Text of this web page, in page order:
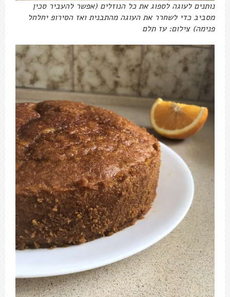
נותנים לעוגה לספוג את כל הנוזלים (אפשר להעביר סכין
מסביב כדי לשחרר את העוגה מהתבנית ואז הסירופ יחלחל
פנימה) צילום: עז תלם